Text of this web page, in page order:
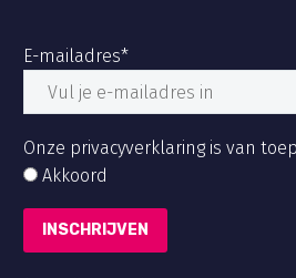
E-mailadres*
Onze privacyverklaring is van
Akkoord